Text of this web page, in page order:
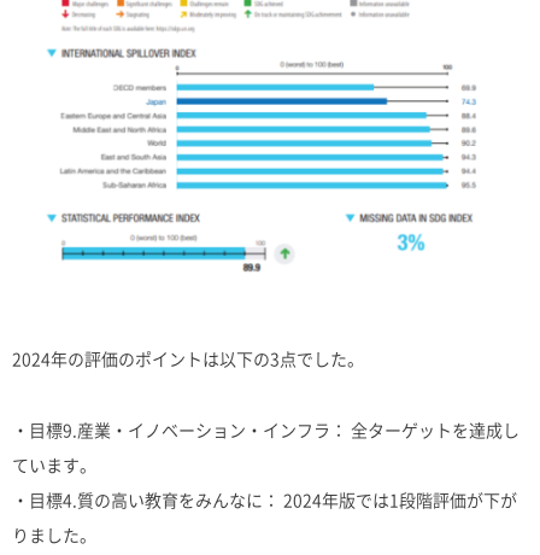
2024年の評価のポイントは以下の3点でした。
・目標9.産業・イノベーション・インフラ： 全ターゲットを達成し
ています。
・目標4.質の高い教育をみんなに： 2024年版では1段階評価が下が
りました。